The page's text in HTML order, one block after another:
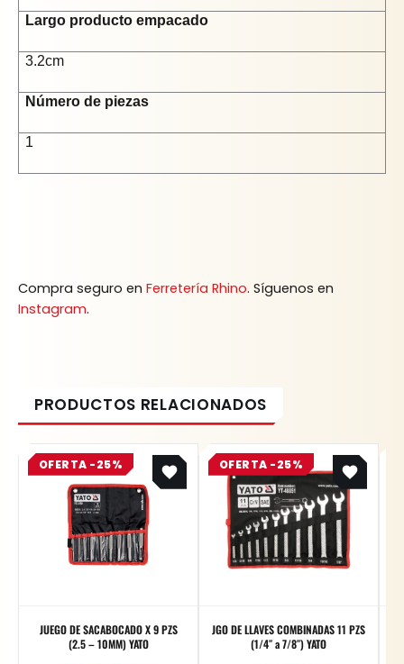
Largo producto empacado
3.2cm
Número de piezas
1
Compra seguro en Ferretería Rhino. Síguenos en
Instagram.
OFERTA -25%
JUEGO DE SACABOCADO X 9 PZS
(2.5 – 10MM) YATO
Original
price
was:
$ 41.100.
Current
price
is:
$ 30.825.
OFERTA -25%
JGO DE LLAVES COMBINADAS 11 PZS
(1/4″ a 7/8″) YATO
Original
price
was:
$ 218.800.
Current
price
is:
$ 164.100.